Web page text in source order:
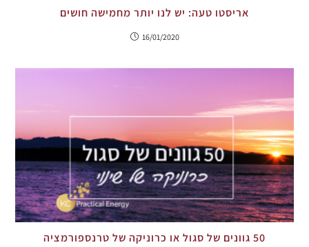
אריסטו טעה: יש לנו יותר מחמישה חושים
16/01/2020
50 גוונים של סגול או כרוניקה של טרנספורמציה